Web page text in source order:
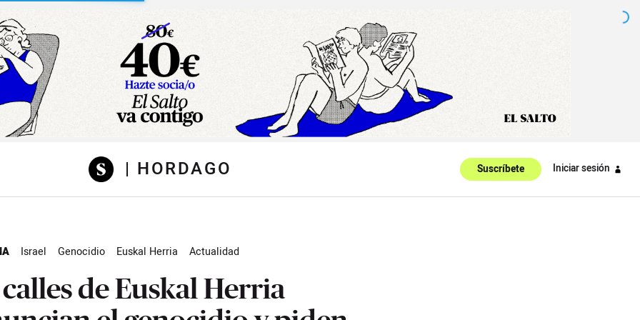
| HORDAGO Suscríbete Iniciar sesión
Israel Genocidio Euskal Herria Actualidad
de Euskal Herria